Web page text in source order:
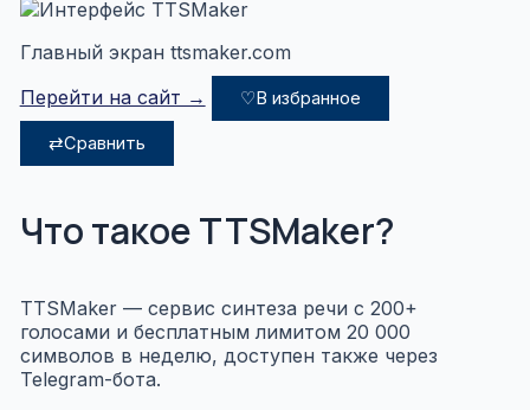
Главный экран ttsmaker.com
Перейти на сайт →
♡В избранное
⇄Сравнить
Что такое TTSMaker?
TTSMaker — сервис синтеза речи с 200+
голосами и бесплатным лимитом 20 000
символов в неделю, доступен также через
Telegram-бота.